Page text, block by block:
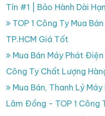
Tín #1 | Bảo Hành Dài Hạn
TOP 1 Công Ty Mua
TP.HCM Giá Tốt
Mua Bán Máy Phát
Công Ty Chất Lượng
Mua Bán, Thanh Lý
Lâm Đồng - TOP 1 Công